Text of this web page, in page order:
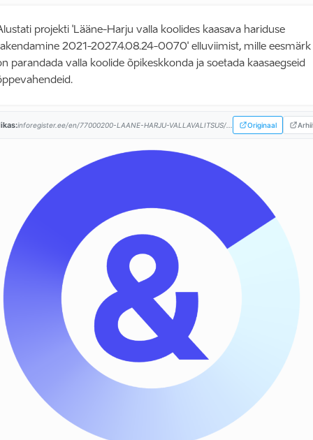
projekti 'Lääne-Harju valla koolides kaasava hariduse
2021-2027.4.08.24-0070' elluviimist, mille eesmärk
parandada valla koolide õpikeskkonda ja soetada kaasaegseid
inforegister.ee/en/77000200-LAANE-HARJU-VALLAVALITSUS/... Originaal